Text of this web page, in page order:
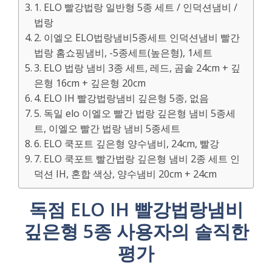
1. ELO 빨강법랑 일반형 5종 세트 / 인덕션냄비 /
법랑
2. 이엘오 ELO법랑냄비5종세트 인덕션냄비 빨간
법랑 홈쇼핑냄비, -5종세트(높은형), 1세트
3. ELO 법랑 냄비 3종 세트, 레드, 곰솥 24cm + 깊
은형 16cm + 깊은형 20cm
4. ELO IH 빨강법랑냄비 깊은형 5종, 없음
5. 독일 elo 이엘오 빨간 법랑 깊은형 냄비 5종세
트, 이엘오 빨간 법랑 냄비 5종세트
6. ELO 쿡포트 깊은형 양수냄비, 24cm, 빨강
7. ELO 쿡포트 빨간법랑 깊은형 냄비 2종 세트 인
덕션 IH, 혼합 색상, 양수냄비 20cm + 24cm
독점 ELO IH 빨강법랑냄비
깊은형 5종 사용자의 솔직한
평가